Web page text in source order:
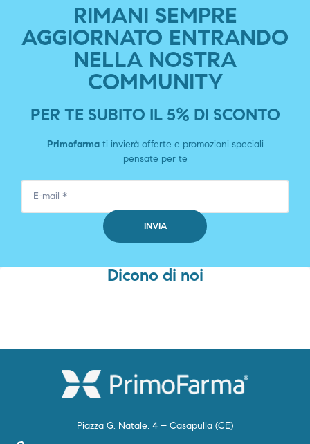
RIMANI SEMPRE
AGGIORNATO ENTRANDO
NELLA NOSTRA
COMMUNITY
PER TE SUBITO IL 5% DI SCONTO
Primofarmati invierà offerte e promozioni speciali
pensate per te
Dicono di noi
Piazza G. Natale, 4 – Casapulla (CE)